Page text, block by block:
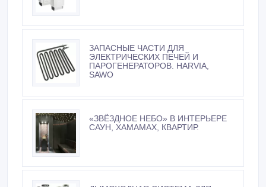
ЗАПАСНЫЕ ЧАСТИ ДЛЯ
ЭЛЕКТРИЧЕСКИХ ПЕЧЕЙ И
ПАРОГЕНЕРАТОРОВ. HARVIA,
SAWO
«ЗВЁЗДНОЕ НЕБО» В ИНТЕРЬЕРЕ
САУН, ХАМАМАХ, КВАРТИР.